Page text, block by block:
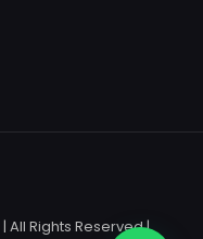
| All Rights Reserved |